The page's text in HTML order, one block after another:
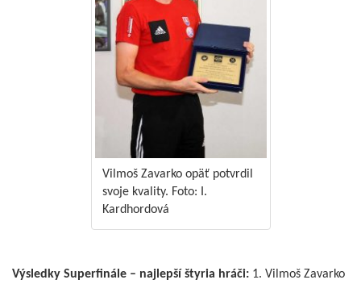
Vilmoš Zavarko opäť potvrdil
svoje kvality. Foto: I.
Kardhordová
Výsledky Superfinále – najlepší štyria hráči: 1. Vilmoš Zavarko